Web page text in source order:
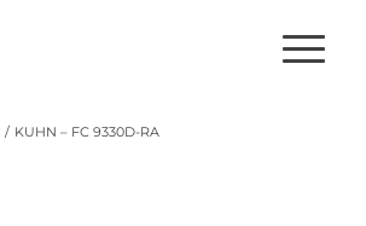
/ KUHN – FC 9330D-RA